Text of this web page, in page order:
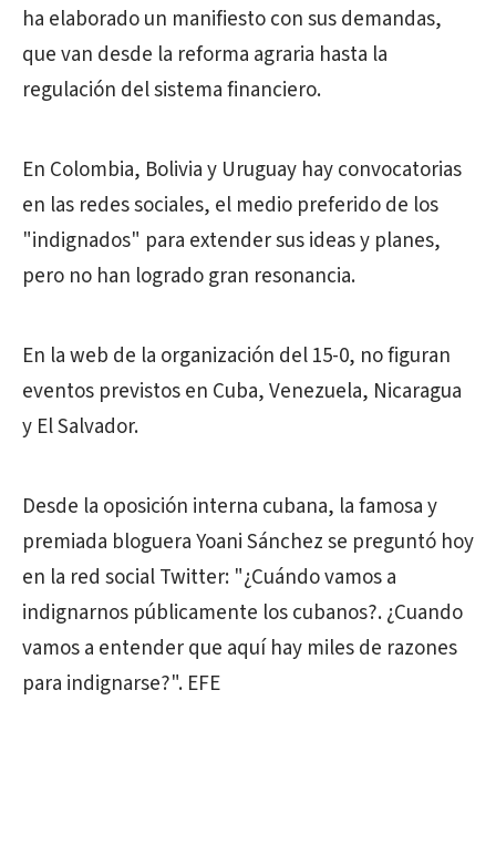
ha elaborado un manifiesto con sus demandas,
que van desde la reforma agraria hasta la
regulación del sistema financiero.
En Colombia, Bolivia y Uruguay hay convocatorias
en las redes sociales, el medio preferido de los
"indignados" para extender sus ideas y planes,
pero no han logrado gran resonancia.
En la web de la organización del 15-0, no figuran
eventos previstos en Cuba, Venezuela, Nicaragua
y El Salvador.
Desde la oposición interna cubana, la famosa y
premiada bloguera Yoani Sánchez se preguntó hoy
en la red social Twitter: "¿Cuándo vamos a
indignarnos públicamente los cubanos?. ¿Cuando
vamos a entender que aquí hay miles de razones
para indignarse?". EFE